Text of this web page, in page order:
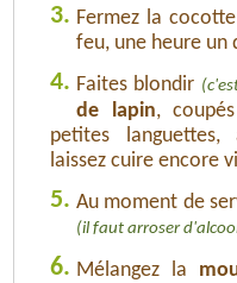
3. Fermez la
feu, une heure un
4. Faites blondir
de lapin,
petites
laissez cuire encore
5. Au moment de
(il faut arroser
6. Mélangez la